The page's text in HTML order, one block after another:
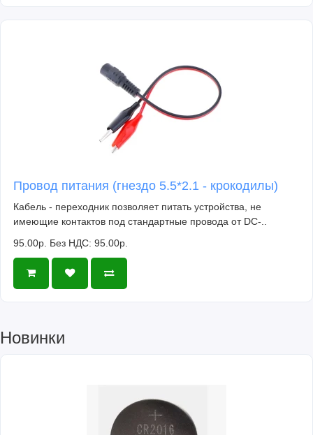
Провод питания (гнездо 5.5*2.1 - крокодилы)
Кабель - переходник позволяет питать устройства, не
имеющие контактов под стандартные провода от DC-..
95.00р. Без НДС: 95.00р.
Новинки